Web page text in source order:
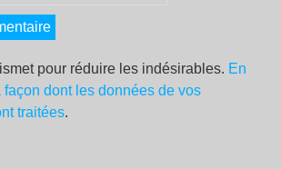
pour réduire les indésirables. En
dont les données de vos
traitées.